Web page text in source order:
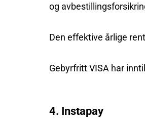
og
Den effektive årlige
Gebyrfritt VISA har inntil
4. Instapay